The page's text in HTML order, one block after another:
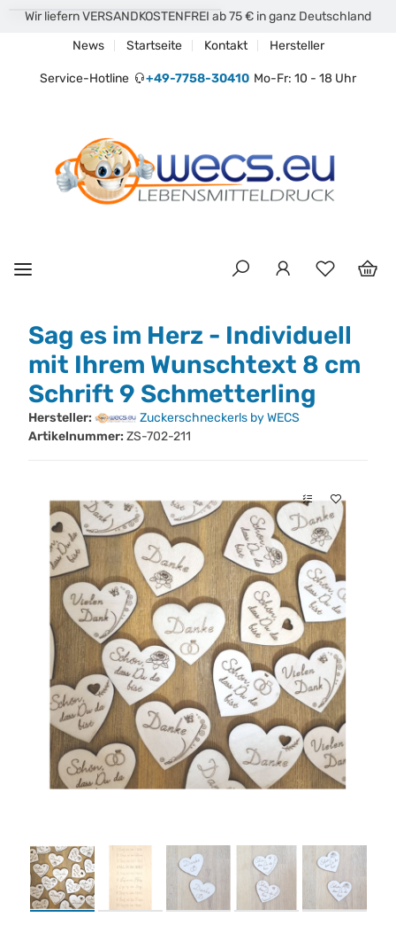
Wir liefern VERSANDKOSTENFREI ab 75 € in ganz Deutschland
News
Startseite Kontakt Hersteller
Service-Hotline +49-7758-30410 Mo-Fr: 10 - 18 Uhr
Sag es im Herz - Individuell
mit Ihrem Wunschtext 8 cm
Schrift 9 Schmetterling
Hersteller:
Zuckerschneckerls by WECS
Artikelnummer: ZS-702-211